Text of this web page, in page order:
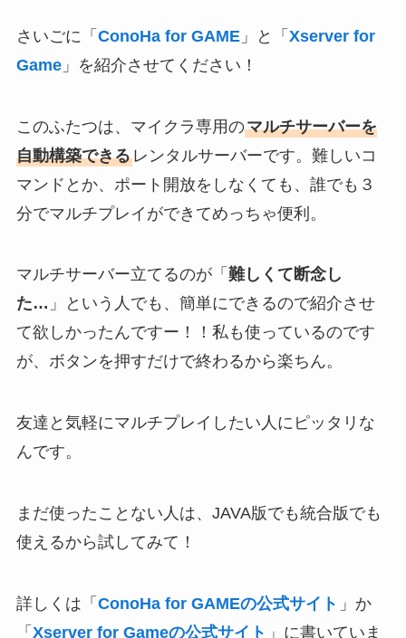
さいごに「 ConoHa for GAME」と「 Xserver for
Game」を紹介させてください！
このふたつは、マイクラ専用のマルチサーバーを
自動構築できるレンタルサーバーです。難しいコ
マンドとか、ポート開放をしなくても、誰でも３
分でマルチプレイができてめっちゃ便利。
マルチサーバー立てるのが「 難しくて断念し
た… 」という人でも、簡単にできるので紹介させ
て欲しかったんですー！！私も使っているのです
が、ボタンを押すだけで終わるから楽ちん。
友達と気軽にマルチプレイしたい人にピッタリな
んです。
まだ使ったことない人は、JAVA版でも統合版でも
使えるから試してみて！
詳しくは「 ConoHa for GAMEの公式サイト 」か
「 Xserver for Gameの公式サイト 」に書いていま